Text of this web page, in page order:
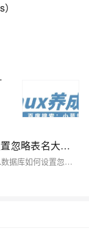
易用参数
使用Docker部署的MySQL数据库如何设置忽略表名大小写？
【10月更文挑战第1天】使用Docker部署的MySQL数据库如何设置忽略表名大小写？